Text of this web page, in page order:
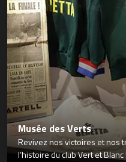
Musée des Verts
Revivez nos victoires et nos
l’histoire du club Vert et Blanc !